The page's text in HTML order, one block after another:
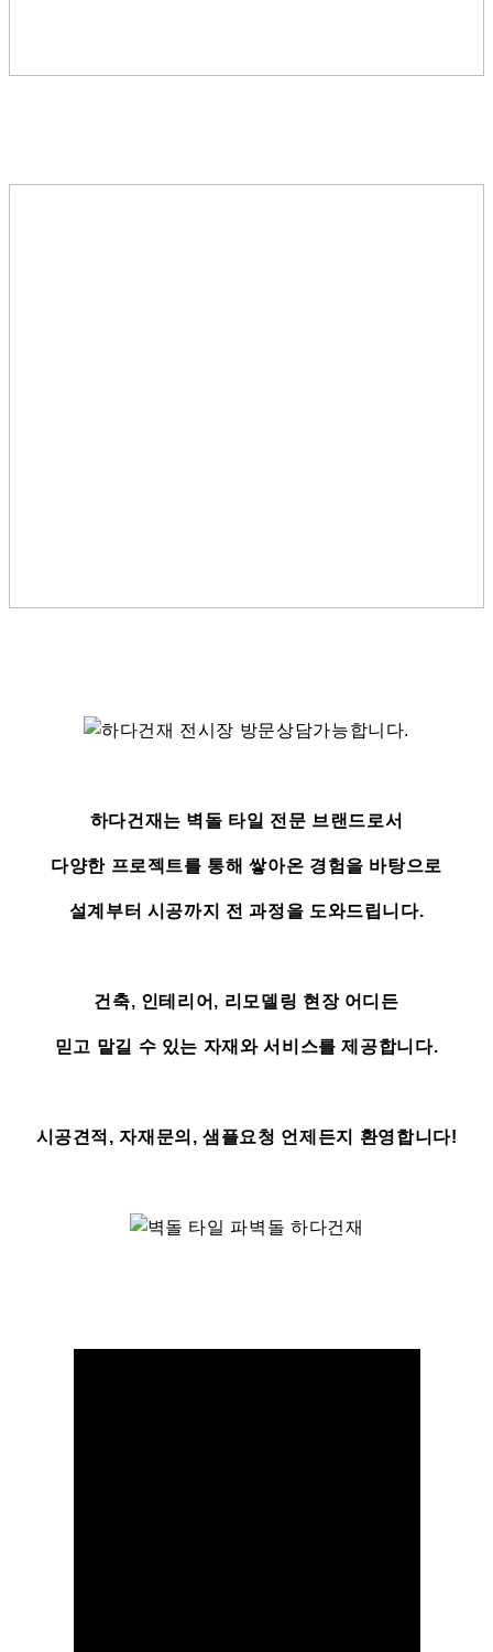
하다건재는 벽돌 타일 전문 브랜드로서
다양한 프로젝트를 통해 쌓아온 경험을 바탕으로
설계부터 시공까지 전 과정을 도와드립니다.
건축, 인테리어, 리모델링 현장 어디든
믿고 맡길 수 있는 자재와 서비스를 제공합니다.
시공견적, 자재문의, 샘플요청 언제든지 환영합니다!